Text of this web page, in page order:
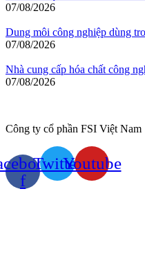
07/08/2026
Dung môi công nghiệp dùng
07/08/2026
Nhà cung cấp hóa chất công
07/08/2026
Công ty cổ phần FSI Việt Nam
f
TwitterYoutube